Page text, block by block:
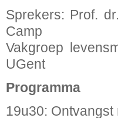
Sprekers: Prof.
Camp
Vakgroep
UGent
Programma
19u30: Ontvangst